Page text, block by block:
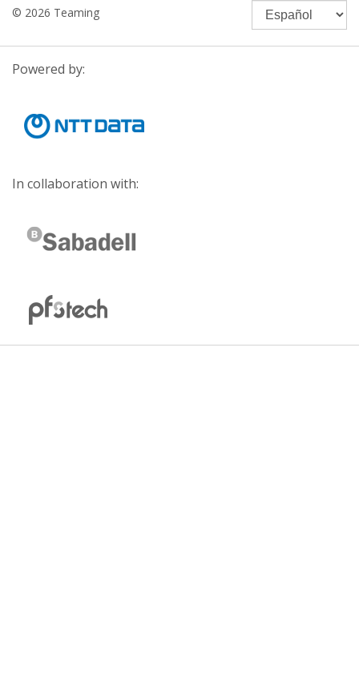
© 2026 Teaming
Powered by:
In collaboration with: